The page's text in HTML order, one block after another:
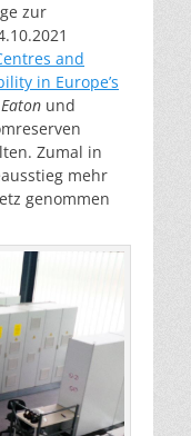
zur
and
in Europe’s
Eaton und
Zumal in
mehr
genommen